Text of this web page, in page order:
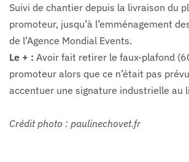
Suivi de chantier depuis la livraison du
promoteur, jusqu’à l’emménagement
de l’Agence Mondial Events.
Le + : Avoir fait retirer le faux-plafond
promoteur alors que ce n’était pas
accentuer une signature industrielle au
Crédit photo : paulinechovet.fr